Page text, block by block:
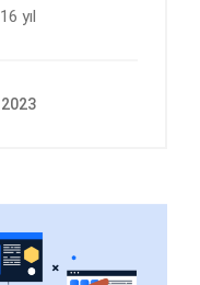
yıl
2023